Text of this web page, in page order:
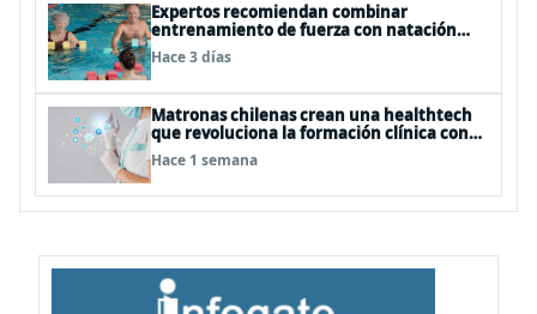
Expertos recomiendan combinar
entrenamiento de fuerza con natación
para fortalecer la salud
Hace 3 días
Matronas chilenas crean una healthtech
que revoluciona la formación clínica con
simuladores inteligentes
Hace 1 semana